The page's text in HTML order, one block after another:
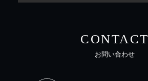
CONTACT
お問い合わせ